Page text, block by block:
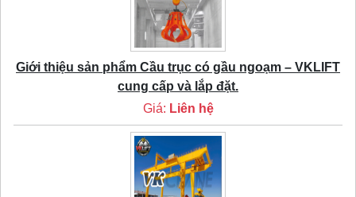
Giới thiệu sản phẩm Cầu trục có gầu ngoạm – VKLIFT
cung cấp và lắp đặt.
Giá: Liên hệ